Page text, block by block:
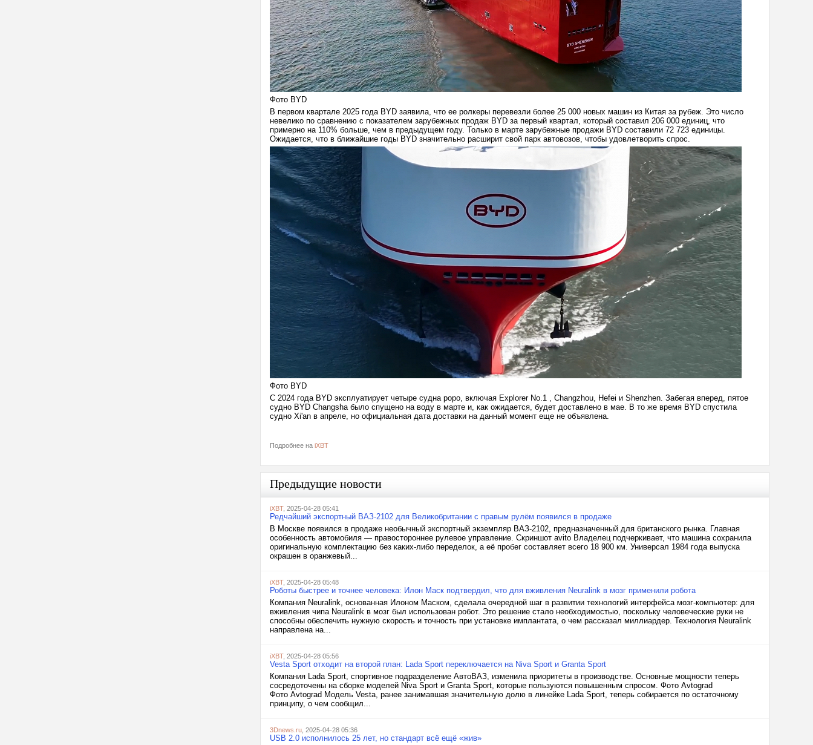
Фото BYD
В первом квартале 2025 года BYD заявила, что ее ролкеры перевезли более 25 000 новых машин из Китая за рубеж. Это число
невелико по сравнению с показателем зарубежных продаж BYD за первый квартал, который составил 206 000 единиц, что
примерно на 110% больше, чем в предыдущем году. Только в марте зарубежные продажи BYD составили 72 723 единицы.
Ожидается, что в ближайшие годы BYD значительно расширит свой парк автовозов, чтобы удовлетворить спрос.
Фото BYD
С 2024 года BYD эксплуатирует четыре судна роро, включая Explorer No.1 , Changzhou, Hefei и Shenzhen. Забегая вперед, пятое
судно BYD Changsha было спущено на воду в марте и, как ожидается, будет доставлено в мае. В то же время BYD спустила
судно Xi'an в апреле, но официальная дата доставки на данный момент еще не объявлена.
Подробнее на iXBT
Предыдущие новости
iXBT, 2025-04-28 05:41
Редчайший экспортный ВАЗ-2102 для Великобритании с правым рулём появился в продаже
В Москве появился в продаже необычный экспортный экземпляр ВАЗ-2102, предназначенный для британского рынка. Главная
особенность автомобиля — правостороннее рулевое управление. Скриншот avito Владелец подчеркивает, что машина сохранила
оригинальную комплектацию без каких-либо переделок, а её пробег составляет всего 18 900 км. Универсал 1984 года выпуска
окрашен в оранжевый...
iXBT, 2025-04-28 05:48
Роботы быстрее и точнее человека: Илон Маск подтвердил, что для вживления Neuralink в мозг применили робота
Компания Neuralink, основанная Илоном Маском, сделала очередной шаг в развитии технологий интерфейса мозг-компьютер: для
вживления чипа Neuralink в мозг был использован робот. Это решение стало необходимостью, поскольку человеческие руки не
способны обеспечить нужную скорость и точность при установке имплантата, о чем рассказал миллиардер. Технология Neuralink
направлена на...
iXBT, 2025-04-28 05:56
Vesta Sport отходит на второй план: Lada Sport переключается на Niva Sport и Granta Sport
Компания Lada Sport, спортивное подразделение АвтоВАЗ, изменила приоритеты в производстве. Основные мощности теперь
сосредоточены на сборке моделей Niva Sport и Granta Sport, которые пользуются повышенным спросом. Фото Avtograd
Фото Avtograd Модель Vesta, ранее занимавшая значительную долю в линейке Lada Sport, теперь собирается по остаточному
принципу, о чем сообщил...
3Dnews.ru , 2025-04-28 05:36
USB 2.0 исполнилось 25 лет, но стандарт всё ещё «жив»